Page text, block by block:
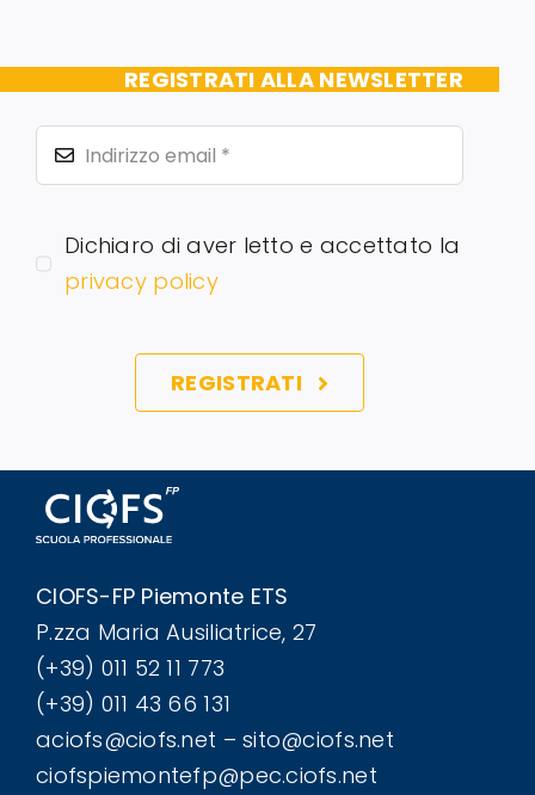
REGISTRATI ALLA NEWSLETTER
Dichiaro di aver letto e accettato la
privacy policy
REGISTRATI
CIOFS-FP Piemonte ETS
P.zza Maria Ausiliatrice, 27
(+39) 011 52 11 773
(+39) 011 43 66 131
aciofs@ciofs.net – sito@ciofs.net
ciofspiemontefp@pec.ciofs.net